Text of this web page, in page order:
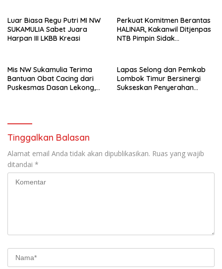
Luar Biasa Regu Putri MI NW
SUKAMULIA Sabet Juara
Harpan III LKBB Kreasi
Perkuat Komitmen Berantas
HALINAR, Kakanwil Ditjenpas
NTB Pimpin Sidak
Mis NW Sukamulia Terima
Bantuan Obat Cacing dari
Puskesmas Dasan Lekong,
Lapas Selong dan Pemkab
Lombok Timur Bersinergi
Sukseskan Penyerahan
Tinggalkan Balasan
Alamat email Anda tidak akan dipublikasikan. Ruas yang wajib
ditandai *